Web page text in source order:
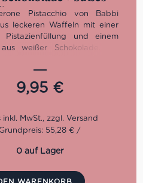
Pistacchio von Babbi
leckeren Waffeln mit einer
Pistazienfüllung und einem
weißer Schokolade. Sie
Bei den
von Babbi werden nur
und natürliche Rohstoffe
nach der klassischen
Tradition Italiens
9,95 €
Grundpreis: 55,28 € /
0 auf Lager